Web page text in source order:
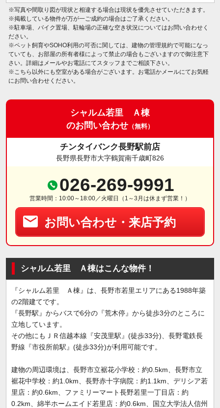
※写真や間取り図が現状と相違する場合は現状を優先させていただきます。
※掲載している物件が万が一ご成約の場合はご了承ください。
※駐車場、バイク置場、駐輪場の正確な空き状況についてはお問い合わせく
ださい。
※ペット飼育やSOHO利用の可否に関しては、建物の管理規約で可能になっ
ていても、お部屋の所有者様によって禁止の場合もございますので御注意下
さい。詳細はメールやお電話にてスタッフまでご相談下さい。
※こちら以外にも空室がある場合がございます。お電話かメールにてお気軽
にお問い合わせください。
シャルム若里 Ａ棟
のお問い合わせ （無料）
チンタイバンク長野駅前店
長野県長野市大字鶴賀南千歳町826
026-269-9991
営業時間：10:00～18:00／火曜日（1～3月は休まず営業！）
お問い合わせ・来店予約
シャルム若里 Ａ棟はこんな物件！
『シャルム若里 Ａ棟』は、長野市若里エリアにある1988年築
の2階建てです。
『長野駅』からバスで6分の『荒木停』から徒歩3分のところに
立地しています。
その他にもＪＲ信越本線『安茂里駅』(徒歩33分)、長野電鉄長
野線『市役所前駅』(徒歩33分)が利用可能です。
建物の周辺環境は、長野市立裾花小学校：約0.5km、長野市立
裾花中学校：約1.0km、長野赤十字病院：約1.1km、デリシア若
里店：約0.6km、ファミリーマート長野若里一丁目店：約
0.2km、綿半ホームエイド若里店：約0.6km、国立大学法人信州